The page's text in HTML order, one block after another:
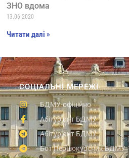
ЗНО вдома
13.06.2020
Читати далі »
СОЦІАЛЬНІ МЕРЕЖІ
БДМУ-офіційно
Абітурієнт БДМУ
Абітурієнт БДМУ
Бот Першокурсник БДМУ